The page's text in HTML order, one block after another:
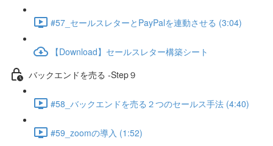
#57_セールスレターとPayPalを連動させる (3:04)
【Download】セールスレター構築シート
バックエンドを売る -Step９
#58_バックエンドを売る２つのセールス手法 (4:40)
#59_zoomの導入 (1:52)